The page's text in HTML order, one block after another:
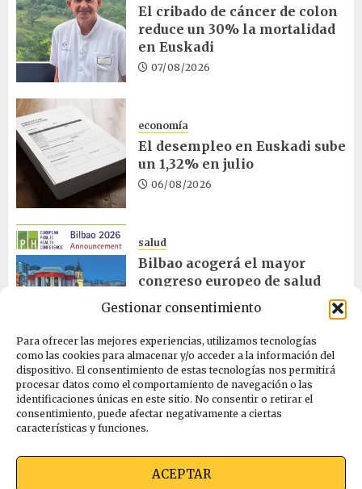
Gestionar consentimiento
Para ofrecer las mejores experiencias, utilizamos tecnologías
como las cookies para almacenar y/o acceder a la información del
dispositivo. El consentimiento de estas tecnologías nos permitirá
procesar datos como el comportamiento de navegación o las
identificaciones únicas en este sitio. No consentir o retirar el
consentimiento, puede afectar negativamente a ciertas
características y funciones.
ACEPTAR
El cribado de cáncer de colon
reduce un 30% la mortalidad
en Euskadi
07/08/2026
economía
El desempleo en Euskadi sube
un 1,32% en julio
06/08/2026
salud
Bilbao acogerá el mayor
congreso europeo de salud
pública en noviembre
ciencia
La exposición sobre el eclipse
concluye en Laguardia